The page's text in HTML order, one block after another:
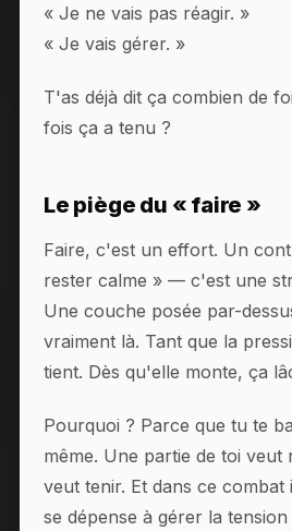
« Je ne vais pas réagir. »
« Je vais gérer. »
T'as déjà dit ça combien de
fois ça a tenu ?
Le piège du « faire »
Faire, c'est un effort. Un
rester calme » — c'est une
Une couche posée par-
vraiment là. Tant que la
tient. Dès qu'elle monte, ça
Pourquoi ? Parce que tu te
même. Une partie de toi veut
veut tenir. Et dans ce
se dépense à gérer la